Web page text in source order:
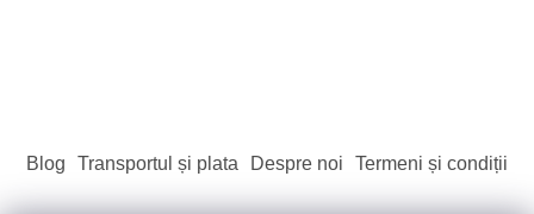
Blog Transportul și plata Despre noi Termeni și condiții